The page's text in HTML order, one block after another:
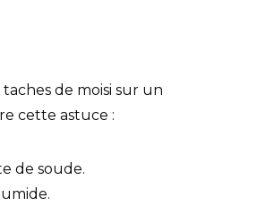
de moisi sur un
cette astuce :
de soude.